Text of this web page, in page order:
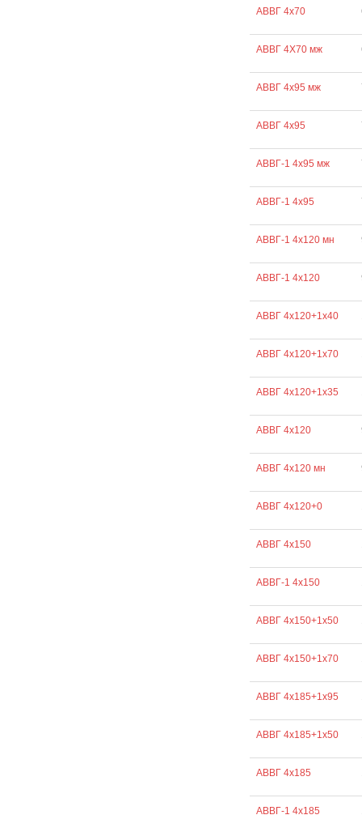
АВВГ 4х70
АВВГ 4Х70 мж
АВВГ 4х95 мж
АВВГ 4х95
АВВГ-1 4х95 мж
АВВГ-1 4х95
АВВГ-1 4х120 мн
АВВГ-1 4х120
АВВГ 4х120+1х40
АВВГ 4х120+1х70
АВВГ 4х120+1х35
АВВГ 4х120
АВВГ 4х120 мн
АВВГ 4х120+0
АВВГ 4х150
АВВГ-1 4х150
АВВГ 4х150+1х50
АВВГ 4х150+1х70
АВВГ 4х185+1х95
АВВГ 4х185+1х50
АВВГ 4х185
АВВГ-1 4х185